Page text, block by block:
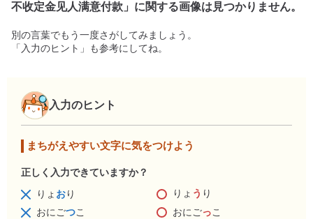
不收定金见人满意付款 」に関する画像は見つかりません。
別の言葉でもう一度さがしてみましょう。
「入力のヒント」も参考にしてね。
入力のヒント
まちがえやすい文字に気をつけよう
正しく入力できていますか？
りょ おり りょ う り
おにごつこ おにごっこ